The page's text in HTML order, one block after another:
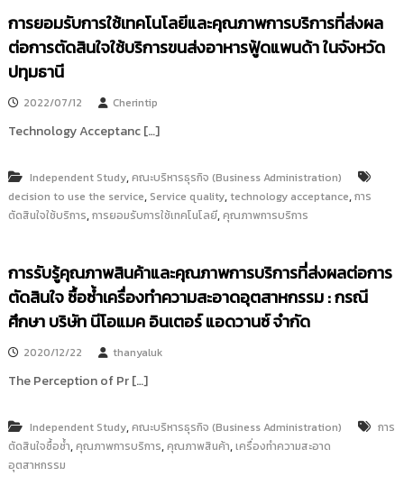
การยอมรับการใช้เทคโนโลยีและคุณภาพการบริการที่ส่งผล
ต่อการตัดสินใจใช้บริการขนส่งอาหารฟู้ดแพนด้า ในจังหวัด
ปทุมธานี
2022/07/12 Cherintip
Technology Acceptanc […]
Independent Study,คณะบริหารธุรกิจ (Business Administration)
decision to use the service, Service quality,technology acceptance,การ
ตัดสินใจใช้บริการ,การยอมรับการใช้เทคโนโลยี,คุณภาพการบริการ
การรับรู้คุณภาพสินค้าและคุณภาพการบริการที่ส่งผลต่อการ
ตัดสินใจ ซื้อซ้ำเครื่องทำความสะอาดอุตสาหกรรม : กรณี
ศึกษา บริษัท นีโอแมค อินเตอร์ แอดวานซ์ จำกัด
2020/12/22 thanyaluk
The Perception of Pr […]
Independent Study,คณะบริหารธุรกิจ (Business Administration)
การ
ตัดสินใจซื้อซ้ำ,คุณภาพการบริการ,คุณภาพสินค้า,เครื่องทำความสะอาด
อุตสาหกรรม